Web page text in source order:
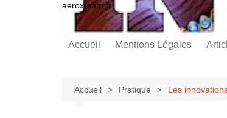
aeroxteam.fr
Accueil Mentions Légales
Accueil Pratique Les